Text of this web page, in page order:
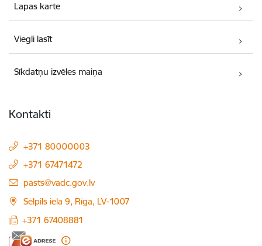
Lapas karte
Viegli lasīt
Sīkdatņu izvēles maiņa
Kontakti
+371 80000003
+371 67471472
E-pasts:
pasts@vadc.gov.lv
Sēlpils iela 9, Rīga, LV-1007
+371 67408881